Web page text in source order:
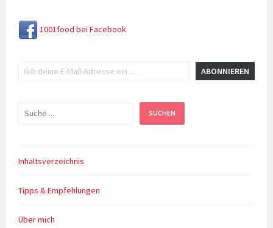
1001food bei Facebook
ABONNIEREN
Suchen SUCHEN
Inhaltsverzeichnis
Tipps & Empfehlungen
Über mich